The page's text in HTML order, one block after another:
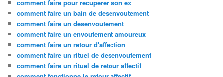
comment faire pour recuperer son ex
comment faire un bain de desenvoutement
comment faire un desenvoutement
comment faire un envoutement amoureux
comment faire un retour d'affection
comment faire un rituel de desenvoutement
comment faire un rituel de retour affectif